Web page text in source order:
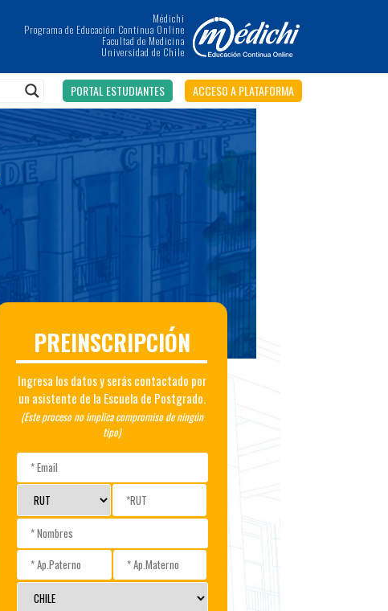
Médichi
Programa de Educación Continua Online
Facultad de Medicina
Universidad de Chile
PORTAL ESTUDIANTES ACCESO A PLATAFORMA
PREINSCRIPCIÓN
Ingresa los datos y serás contactado por
un asistente de la Escuela de Postgrado.
(Este proceso no implica compromiso de ningún
tipo)